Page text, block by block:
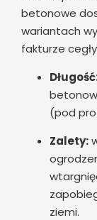
betonowe
wariantach
fakturze
(pod
Zalety:
ziemi.